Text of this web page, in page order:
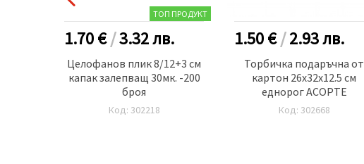
ТОП ПРОДУКТ
1.70 €/3.32лв.
Целофанов плик 8/12+3 см
капак залепващ 30мк. -200
броя
Код: 302218
1.50 €/2.93лв.
Торбичка подаръчна от
картон 26x32x12.5 см
еднорог АСОРТЕ
Код: 302668